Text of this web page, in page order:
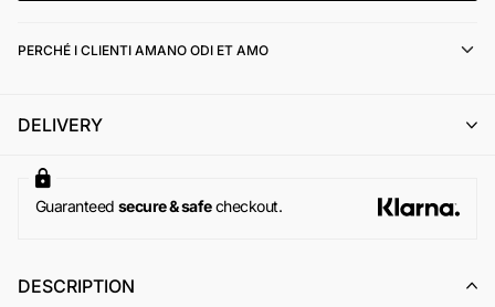
l'emissione di un buono acquisto (codice sconto) di pari
Per maggiori informazioni, si invita a consultare la sezione
PERCHÉ I CLIENTI AMANO ODI ET AMO
DELIVERY
Guaranteed secure & safecheckout.
DESCRIPTION